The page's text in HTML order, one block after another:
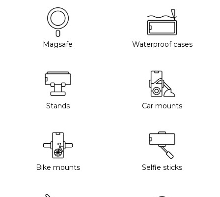
Magsafe Waterproof cases
Stands Car mounts
Bike mounts Selfie sticks